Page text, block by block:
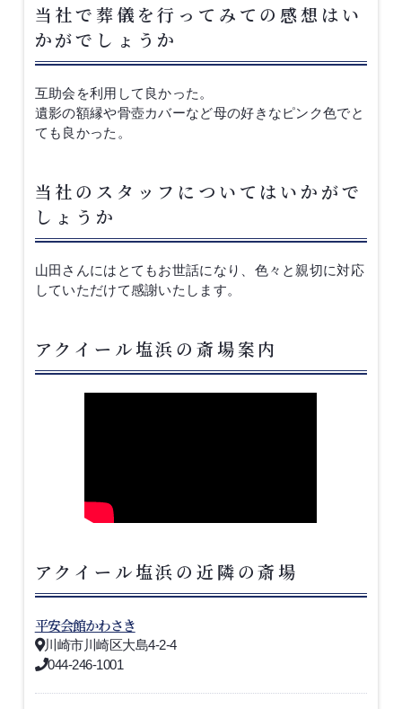
当社で葬儀を行ってみての感想はい
かがでしょうか
互助会を利用して良かった。
遺影の額縁や骨壺カバーなど母の好きなピンク色でと
ても良かった。
当社のスタッフについてはいかがで
しょうか
山田さんにはとてもお世話になり、色々と親切に対応
していただけて感謝いたします。
アクイール塩浜の斎場案内
アクイール塩浜の近隣の斎場
平安会館かわさき
川崎市川崎区大島4-2-4
044-246-1001